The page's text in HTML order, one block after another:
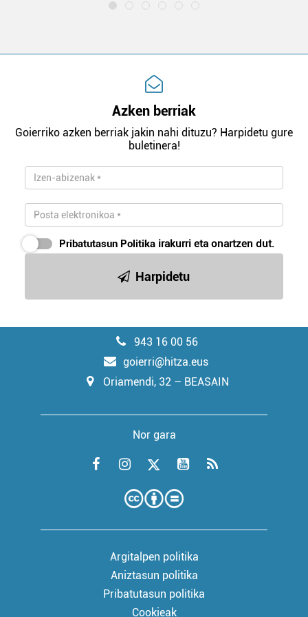
Azken berriak
Goierriko azken berriak jakin nahi dituzu? Harpidetu gure
buletinera!
Pribatutasun Politika irakurri eta onartzen dut.
Harpidetu
943 16 00 56
goierri@hitza.eus
Oriamendi, 32 – BEASAIN
Nor gara
Argitalpen politika
Aniztasun politika
Pribatutasun politika
Cookieak